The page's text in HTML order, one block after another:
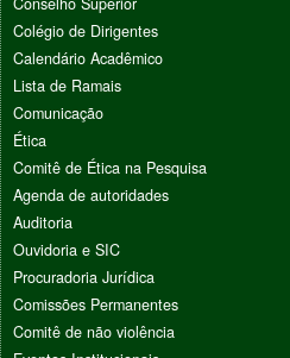
Colégio de Dirigentes
Calendário Acadêmico
Lista de Ramais
Comunicação
Ética
Comitê de Ética na Pesquisa
Agenda de autoridades
Auditoria
Ouvidoria e SIC
Procuradoria Jurídica
Comissões Permanentes
Comitê de não violência